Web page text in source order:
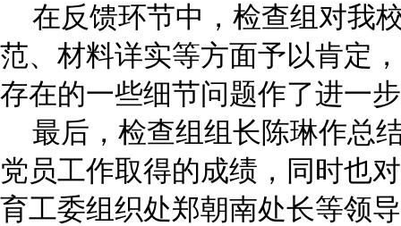
在反馈环节中，检查组对我
范、材料详实等方面予以肯定
存在的一些细节问题作了进一
最后，检查组组长陈琳作总
党员工作取得的成绩，同时也
育工委组织处郑朝南处长等领